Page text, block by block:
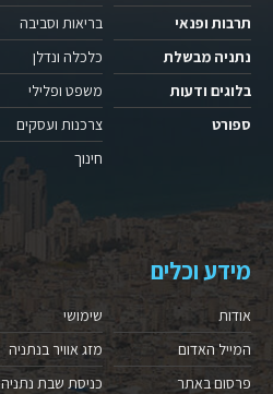
תרבות ופנאי
נתניה מבשלת
בלוגים ודעות
ספורט
בריאות וסביבה
כלכלה ונדלן
משפט ופלילי
צרכנות ועסקים
חינוך
מידע וכלים
אודות
המייל האדום
פרסום באתר
שימושי
מזג אוויר בנתניה
כניסת שבת נתניה